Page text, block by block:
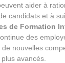
aider à
candidats et à
de Formation
des
nouvelles
avancés.